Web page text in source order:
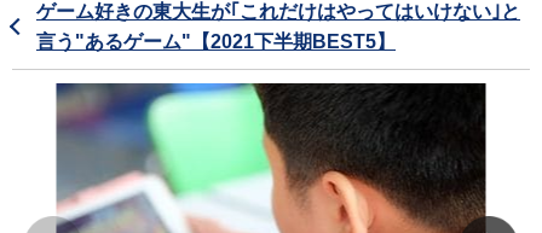
ゲーム好きの東大生が｢これだけはやってはいけない｣と
言う"あるゲーム"【2021下半期BEST5】